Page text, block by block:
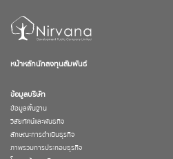
หน้าหลักนักลงทุนสัมพันธ์
ข้อมูลบริษัท
ข้อมูลพื้นฐาน
วิสัยทัศน์และพันธกิจ
ลักษณะการดำเนินธุรกิจ
ภาพรวมการประกอบธุรกิจ